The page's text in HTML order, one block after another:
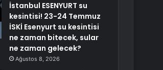
İstanbul ESENYURT su
kesintisi! 23-24 Temmuz
İSKİ Esenyurt su kesintisi
ne zaman bitecek, sular
ne zaman gelecek?
Ağustos 8, 2026